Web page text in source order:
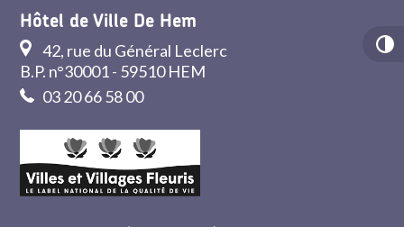
Hôtel de Ville De Hem
42, rue du Général Leclerc
B.P. n°30001 - 59510 HEM
03 20 66 58 00